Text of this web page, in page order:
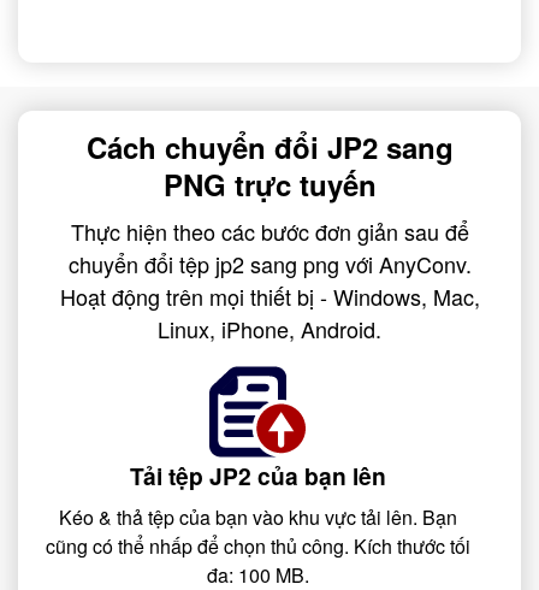
Cách chuyển đổi JP2 sang
PNG trực tuyến
Thực hiện theo các bước đơn giản sau để
chuyển đổi tệp jp2 sang png với AnyConv.
Hoạt động trên mọi thiết bị - Windows, Mac,
Linux, iPhone, Android.
Tải tệp JP2 của bạn lên
Kéo & thả tệp của bạn vào khu vực tải lên. Bạn
cũng có thể nhấp để chọn thủ công. Kích thước tối
đa: 100 MB.